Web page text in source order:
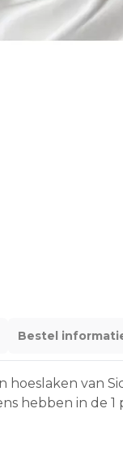
Bestel
hoeslaken van
hebben in de